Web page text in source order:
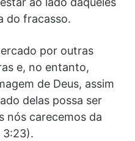
do fracasso.
por outras
e, no entanto,
de Deus, assim
delas possa ser
nós carecemos da
3:23).